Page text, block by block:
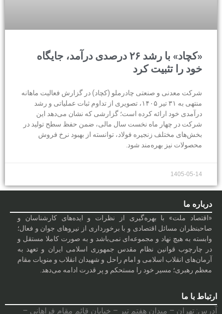
«کچاد» با رشد ۲۶ درصدی درآمد، جایگاه
خود را تثبیت کرد
شرکت معدنی و صنعتی چادرملو (کچاد) در گزارش فعالیت ماهانه
منتهی به ۳۱ تیر ۱۴۰۵، تصویری از تداوم ثبات عملیاتی و رشد
درآمدی خود ارائه کرده است؛ گزارشی که نشان می‌دهد این
شرکت در چهار ماه نخست سال مالی، ضمن حفظ سطح تولید در
بخش‌های مختلف زنجیره فولاد، توانسته از بهبود نرخ فروش
محصولات نیز بهره‌مند شود.
1405-05-14
درباره ما
«اقتصاد ملت» با بهره‌گیری از نظرات و ایده‌های کارشناسان و
صاحبنظران مسائل اقتصادی و با برخورداری از نیروهای جوان و فعال؛
وابسته به هیچ نهاد و مجموعه‌ای نمی‌‌باشد و به صورت کاملا مستقل و
در چارچوب قوانین نظام مقدس جمهوری اسلامی ایران و تعهد به
آرمان‌های انقلاب اسلامی و امام راحل و شهیدان انقلاب و منویات مقام
معظم رهبری؛ مسیر خود را مستحکم و پر قدرت ادامه می‌دهد.
ارتباط با ما
آدرس: تهران – میدان هفتم تیر – خیابان قائم مقام فراهانی –